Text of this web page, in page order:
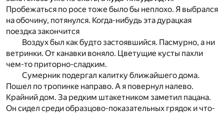
Пробежаться по росе тоже было бы неплохо. Я выбрался
на обочину, потянулся. Когда-нибудь эта дурацкая
поездка закончится
Воздух был как будто застоявшийся. Пасмурно, а ни
ветринки. От канавки воняло. Цветущие кусты пахли
чем-то приторно-сладким.
Сумерник подергал калитку ближайшего дома.
Пошел по тропинке направо. А я повернул налево.
Крайний дом. За редким штакетником заметил пацана.
Он сидел среди образцово-показательных грядок и что-